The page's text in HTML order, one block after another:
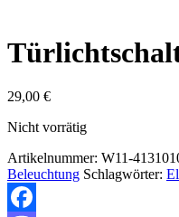
29,00 €
Nicht vorrätig
Artikelnummer: W11-
Beleuchtung Schlagwörter: